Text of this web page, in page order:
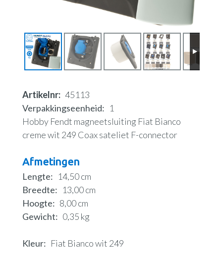
Artikelnr 45113
Verpakkingseenheid
1
Hobby Fendt magneetsluiting Fiat Bianco
creme wit 249 Coax sateliet F-connector
Afmetingen
Lengte
14,50 cm
Breedte
13,00 cm
Hoogte
8,00 cm
Gewicht
0,35 kg
Kleur Fiat Bianco wit 249